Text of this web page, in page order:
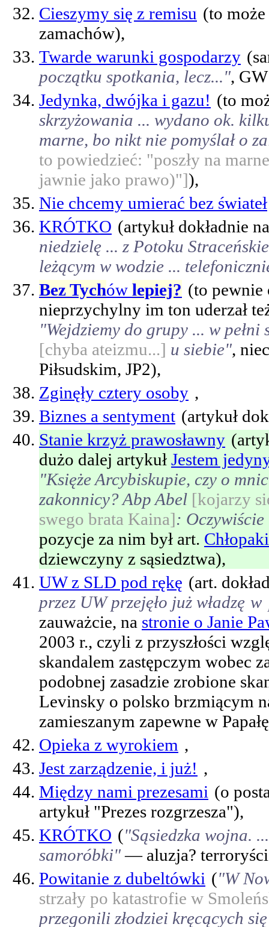
Cieszymy się z remisu (to
zamachów),
Twarde warunki gospodarzy
początku spotkania, lecz...",
Jedynka, dwójka i gazu! (to
skrzyżowania ... wydano ok.
marne, bo nikt nie pomyślał o
to powiedzieć: "poszły na
jawnie jako prawo)"]),
Nie chcemy umierać bez świateł
KRÓTKO (artykuł dokładnie
niedzielę ... z Potoku
leżącym w wodzie ...
Bez Tychów lepiej? (to pewnie
nieprzychylny im ton uderzał
"Wejdziemy do grupy ... w
[chyba ateizmu...] u siebie",
Piłsudskim, JP2),
Zginęły cztery osoby ,
Biznes a sentyment (artykuł
Stanie krzyż prawosławny
dużo dalej artykuł Jestem
"Księże Arcybiskupie, czy o
zakonnicy? Abp Abel [kojarzy
swego brata Kaina]: Oczywiście
pozycje za nim był art.
dziewczyny z sąsiedztwa),
UW z SLD pod rękę (art.
przez UW przejęło już władzę w
zauważcie, na stronie o Janie
2003 r., czyli z przyszłości
skandalem zastępczym wobec
podobnej zasadzie zrobione
Levinsky o polsko brzmiącym
zamieszanym zapewne w
Opieka z wyrokiem ,
Jest zarządzenie, i już! ,
Między nami prezesami (o
artykuł "Prezes rozgrzesza"),
KRÓTKO ("Sąsiedzka wojna.
samoróbki"— aluzja?
Powitanie z dubeltówki ("W
strzały po katastrofie w
przegonili złodziei kręcących